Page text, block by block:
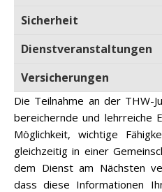
Sicherheit
Dienstveranstaltungen
Versicherungen
Die Teilnahme an der THW-
bereichernde und lehrreiche
Möglichkeit, wichtige
gleichzeitig in einer
dem Dienst am Nächsten
dass diese Informationen